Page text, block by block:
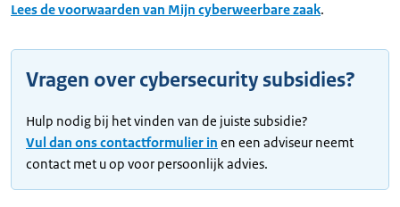
Lees de voorwaarden van Mijn cyberweerbare zaak.
Vragen over cybersecurity subsidies?
Hulp nodig bij het vinden van de juiste subsidie?
Vul dan ons contactformulier in en een adviseur neemt
contact met u op voor persoonlijk advies.